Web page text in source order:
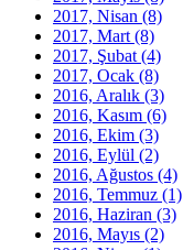
2017, Nisan (8)
2017, Mart (8)
2017, Şubat (4)
2017, Ocak (8)
2016, Aralık (3)
2016, Kasım (6)
2016, Ekim (3)
2016, Eylül (2)
2016, Ağustos (4)
2016, Temmuz (1)
2016, Haziran (3)
2016, Mayıs (2)